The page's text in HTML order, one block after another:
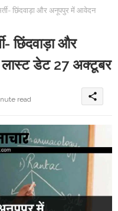
छिंदवाड़ा और अनूपपुर में आवेदन
छिंदवाड़ा और
डेट 27 अक्टूबर
read share